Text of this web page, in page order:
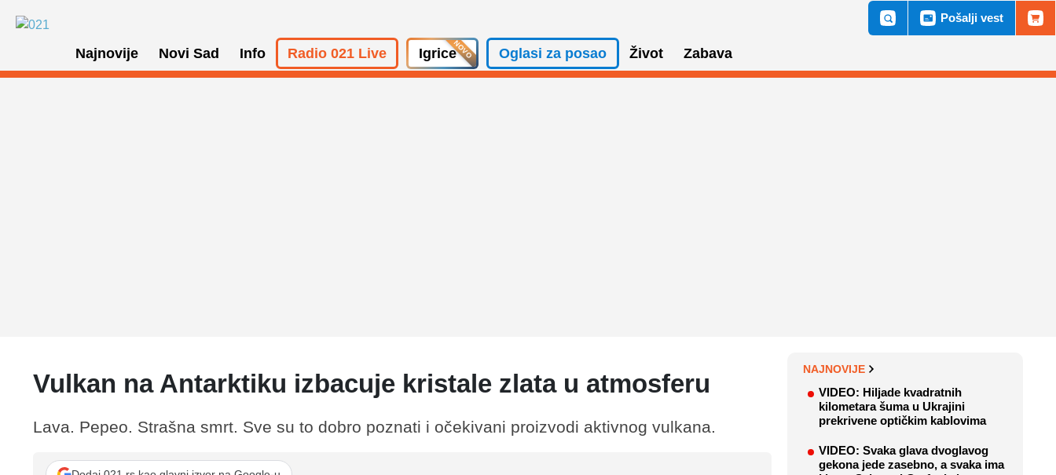
Najnovije Novi Sad Info Radio 021 Live Igrice Oglasi za posao Život Zabava
Pošalji vest
Vulkan na Antarktiku izbacuje kristale zlata u atmosferu
Lava. Pepeo. Strašna smrt. Sve su to dobro poznati i očekivani proizvodi aktivnog vulkana.
NAJNOVIJE
VIDEO: Hiljade kvadratnih
kilometara šuma u Ukrajini
prekrivene optičkim kablovima
VIDEO: Svaka glava dvoglavog
gekona jede zasebno, a svaka ima